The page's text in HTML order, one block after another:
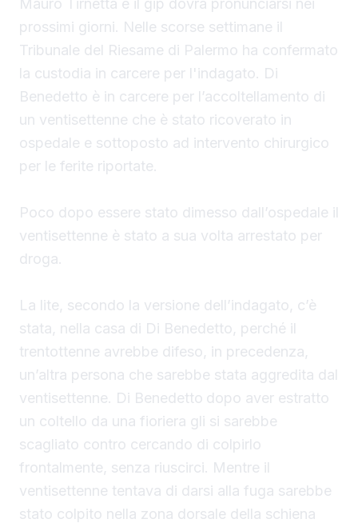
prossimi giorni. Nelle scorse settimane il
Tribunale del Riesame di Palermo ha confermato
la custodia in carcere per l'indagato. Di
Benedetto è in carcere per l’accoltellamento di
un ventisettenne che è stato ricoverato in
ospedale e sottoposto ad intervento chirurgico
per le ferite riportate.
Poco dopo essere stato dimesso dall’ospedale il
ventisettenne è stato a sua volta arrestato per
droga.
La lite, secondo la versione dell’indagato, c’è
stata, nella casa di Di Benedetto, perché il
trentottenne avrebbe difeso, in precedenza,
un’altra persona che sarebbe stata aggredita dal
ventisettenne. Di Benedetto dopo aver estratto
un coltello da una fioriera gli si sarebbe
scagliato contro cercando di colpirlo
frontalmente, senza riuscirci. Mentre il
ventisettenne tentava di darsi alla fuga sarebbe
stato colpito nella zona dorsale della schiena